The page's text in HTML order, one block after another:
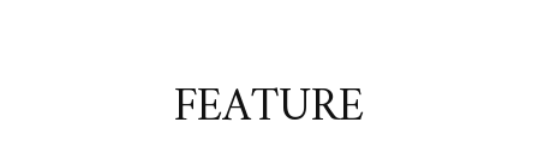
FEATURE